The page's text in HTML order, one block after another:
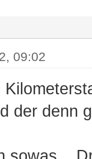
09:02
der denn